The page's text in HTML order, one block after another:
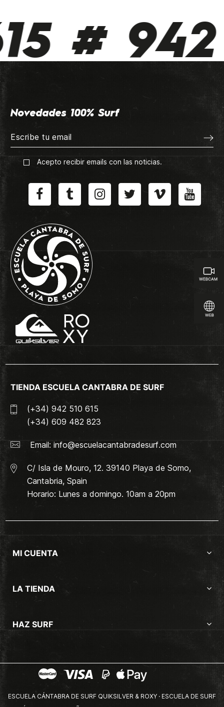
# 942
Novedades 100% Surf
Acepto recibir emails con las noticias.
TIENDA ESCUELA CANTABRA DE SURF
(+34) 942 510 615
(+34) 609 482 823
Email: info@escuelacantabradesurf.com
C/ Isla de Mouro, 12. 39140 Playa de Somo,
Cantabria, Spain
Horario: Lunes a domingo. 10am a 20pm
MI CUENTA
LA TIENDA
HAZ SURF
ESCUELA CÁNTABRA DE SURF QUIKSILVER & ROXY · ESCUELA DE SURF